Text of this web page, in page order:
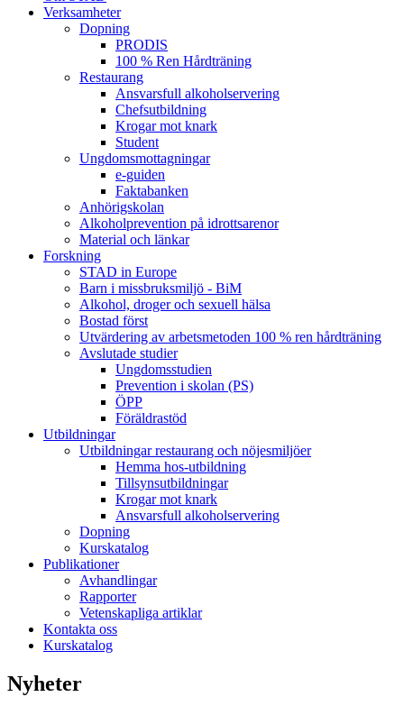
Verksamheter
Dopning
PRODIS
100 % Ren Hårdträning
Restaurang
Ansvarsfull alkoholservering
Chefsutbildning
Krogar mot knark
Student
Ungdomsmottagningar
e-guiden
Faktabanken
Anhörigskolan
Alkoholprevention på idrottsarenor
Material och länkar
Forskning
STAD in Europe
Barn i missbruksmiljö - BiM
Alkohol, droger och sexuell hälsa
Bostad först
Utvärdering av arbetsmetoden 100 % ren hårdträning
Avslutade studier
Ungdomsstudien
Prevention i skolan (PS)
ÖPP
Föräldrastöd
Utbildningar
Utbildningar restaurang och nöjesmiljöer
Hemma hos-utbildning
Tillsynsutbildningar
Krogar mot knark
Ansvarsfull alkoholservering
Dopning
Kurskatalog
Publikationer
Avhandlingar
Rapporter
Vetenskapliga artiklar
Kontakta oss
Kurskatalog
Nyheter